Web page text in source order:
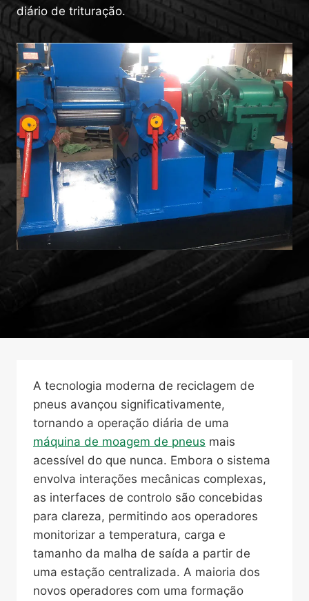
diário de trituração.
A tecnologia moderna de reciclagem de
pneus avançou significativamente,
tornando a operação diária de uma
máquina de moagem de pneus mais
acessível do que nunca. Embora o sistema
envolva interações mecânicas complexas,
as interfaces de controlo são concebidas
para clareza, permitindo aos operadores
monitorizar a temperatura, carga e
tamanho da malha de saída a partir de
uma estação centralizada. A maioria dos
novos operadores com uma formação